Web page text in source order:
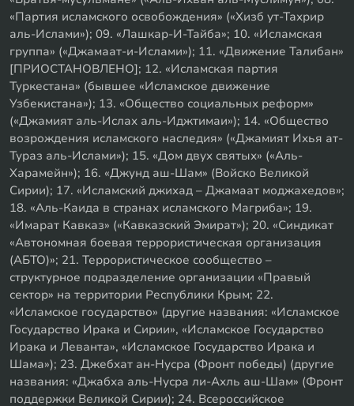
«Партия исламского освобождения» («Хизб ут-Тахрир
аль-Ислами»); 09. «Лашкар-И-Тайба»; 10. «Исламская
группа» («Джамаат-и-Ислами»); 11. «Движение Талибан»
[ПРИОСТАНОВЛЕНО]; 12. «Исламская партия
Туркестана» (бывшее «Исламское движение
Узбекистана»); 13. «Общество социальных реформ»
(«Джамият аль-Ислах аль-Иджтимаи»); 14. «Общество
возрождения исламского наследия» («Джамият Ихья ат-
Тураз аль-Ислами»); 15. «Дом двух святых» («Аль-
Харамейн»); 16. «Джунд аш-Шам» (Войско Великой
Сирии); 17. «Исламский джихад – Джамаат моджахедов»;
18. «Аль-Каида в странах исламского Магриба»; 19.
«Имарат Кавказ» («Кавказский Эмират»); 20. «Синдикат
«Автономная боевая террористическая организация
(АБТО)»; 21. Террористическое сообщество –
структурное подразделение организации «Правый
сектор» на территории Республики Крым; 22.
«Исламское государство» (другие названия: «Исламское
Государство Ирака и Сирии», «Исламское Государство
Ирака и Леванта», «Исламское Государство Ирака и
Шама»); 23. Джебхат ан-Нусра (Фронт победы) (другие
названия: «Джабха аль-Нусра ли-Ахль аш-Шам» (Фронт
поддержки Великой Сирии); 24. Всероссийское